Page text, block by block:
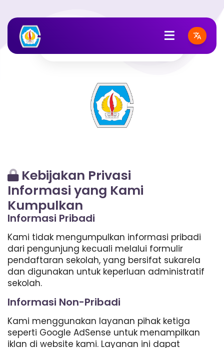
Privasi
Kebijakan Privasi
Informasi yang Kami
Kumpulkan
Informasi Pribadi
Kami tidak mengumpulkan informasi pribadi
dari pengunjung kecuali melalui formulir
pendaftaran sekolah, yang bersifat sukarela
dan digunakan untuk keperluan administratif
sekolah.
Informasi Non-Pribadi
Kami menggunakan layanan pihak ketiga
seperti Google AdSense untuk menampilkan
iklan di website kami. Layanan ini dapat